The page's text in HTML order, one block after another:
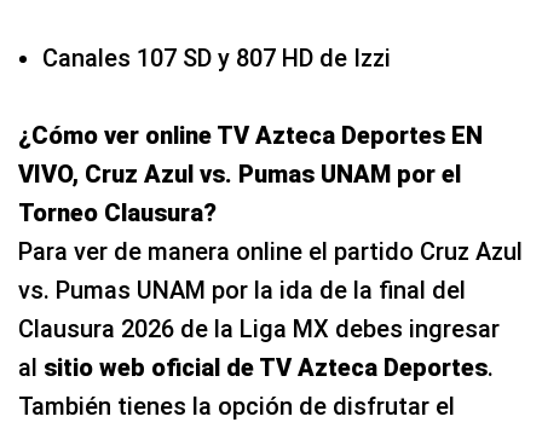
Canales 107 SD y 807 HD de Izzi
¿Cómo ver online TV Azteca Deportes EN
VIVO, Cruz Azul vs. Pumas UNAM por el
Torneo Clausura?
Para ver de manera online el partido Cruz Azul
vs. Pumas UNAM por la ida de la final del
Clausura 2026 de la Liga MX debes ingresar
al sitio web oficial de TV Azteca Deportes.
También tienes la opción de disfrutar el